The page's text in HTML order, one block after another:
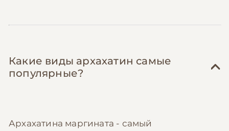
Какие виды архахатин самые
популярные?
Архахатина маргината - самый